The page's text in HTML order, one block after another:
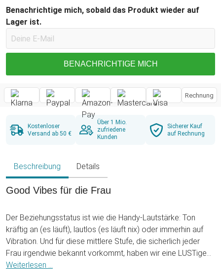
Benachrichtige mich, sobald das Produkt wieder auf
Lager ist.
BENACHRICHTIGE MICH
Rechnung
Kostenloser
Versand ab 50 €
Über 1 Mio.
zufriedene
Kunden
Sicherer Kauf
auf Rechnung
Beschreibung Details
Good Vibes für die Frau
Der Beziehungsstatus ist wie die Handy-Lautstärke: Ton
kräftig an (es läuft), lautlos (es läuft nix) oder immerhin auf
Vibration. Und für diese mittlere Stufe, die sicherlich jeder
Frau irgendwie bekannt vorkommt, haben wir eine LUSTige
Idee im Gepäck: den Sprechenden Vibrator. Dieses Kerlchen
Weiterlesen ...